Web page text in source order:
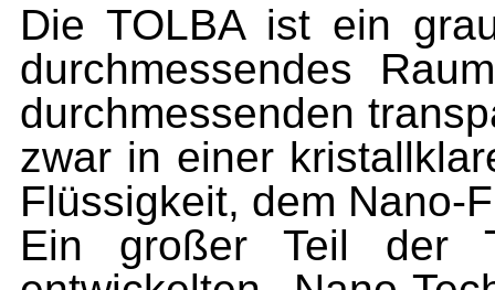
Die TOLBA ist ein
durchmessendes
durchmessenden
zwar in einer
Flüssigkeit, dem Nano-
Ein großer Teil der